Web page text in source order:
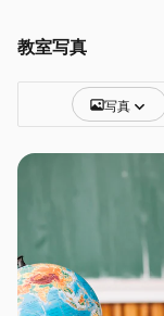
教室写真
写真